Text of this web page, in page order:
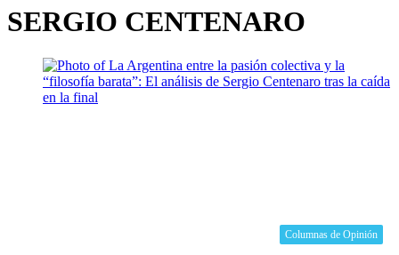
SERGIO CENTENARO
Columnas de Opinión